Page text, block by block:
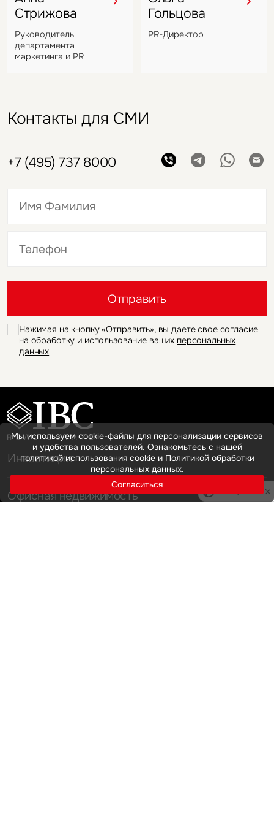
Стрижова
Руководитель
департамента
маркетинга и PR
Гольцова
PR-Директор
Контакты для СМИ
+7 (495) 737 8000
Отправить
Нажимая на кнопку «Отправить», вы даете свое согласие
на обработку и использование ваших персональных
данных
Инвестиции
Офисная недвижимость
Мы используем cookie-файлы для персонализации сервисов
и удобства пользователей. Ознакомьтесь с нашей
политикой использования cookieи Политикой обработки
персональных данных.
Согласиться